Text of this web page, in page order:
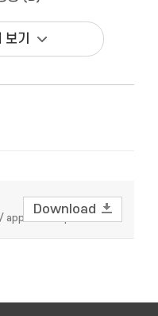
기
/ application/pdf
Download